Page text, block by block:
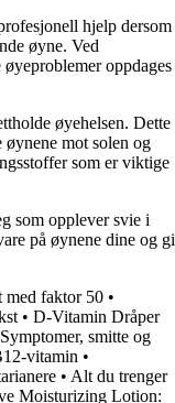
hjelp dersom
øyne. Ved
oppdages
øyehelsen. Dette
øynene mot solen og
som er viktige
som opplever svie i
på øynene dine og gi
med faktor 50 •
• D-Vitamin Dråper
smitte og
vitamin •
• Alt du trenger
Moisturizing Lotion: